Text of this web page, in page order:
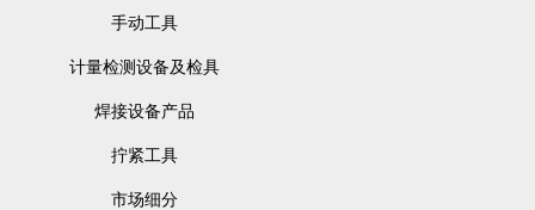
手动工具
计量检测设备及检具
焊接设备产品
拧紧工具
市场细分